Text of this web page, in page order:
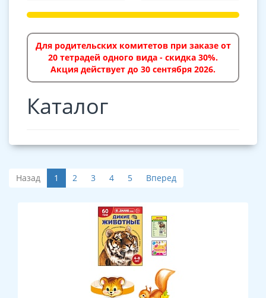
Для родительских комитетов при заказе от
20 тетрадей одного вида - скидка 30%.
Акция действует до 30 сентября 2026.
Каталог
Назад 1 2 3 4 5 Вперед